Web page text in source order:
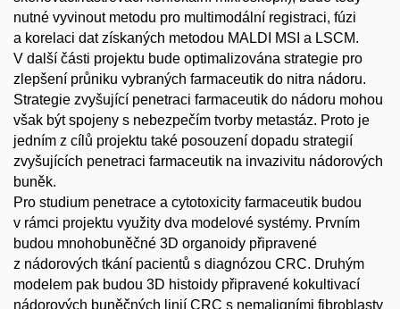
nutné vyvinout metodu pro multimodální registraci, fúzi
a korelaci dat získaných metodou MALDI MSI a LSCM.
V další části projektu bude optimalizována strategie pro
zlepšení průniku vybraných farmaceutik do nitra nádoru.
Strategie zvyšující penetraci farmaceutik do nádoru mohou
však být spojeny s nebezpečím tvorby metastáz. Proto je
jedním z cílů projektu také posouzení dopadu strategií
zvyšujících penetraci farmaceutik na invazivitu nádorových
buněk.
Pro studium penetrace a cytotoxicity farmaceutik budou
v rámci projektu využity dva modelové systémy. Prvním
budou mnohobuněčné 3D organoidy připravené
z nádorových tkání pacientů s diagnózou CRC. Druhým
modelem pak budou 3D histoidy připravené kokultivací
nádorových buněčných linií CRC s nemaligními fibroblasty